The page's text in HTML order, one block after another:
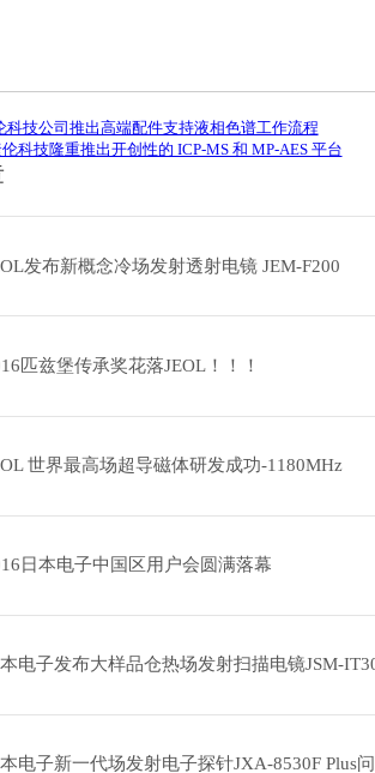
科技公司推出高端配件支持液相色谱工作流程
科技隆重推出开创性的 ICP-MS 和 MP-AES 平台
发布新概念冷场发射透射电镜 JEM-F200
匹兹堡传承奖花落JEOL！！！
世界最高场超导磁体研发成功-1180MHz
日本电子中国区用户会圆满落幕
本电子发布大样品仓热场发射扫描电镜JSM-
本电子新一代场发射电子探针JXA-8530F Plus